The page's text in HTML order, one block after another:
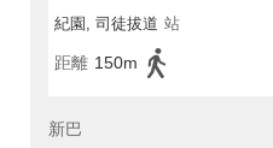
紀園, 司徒拔道 站
距離 150m
新巴